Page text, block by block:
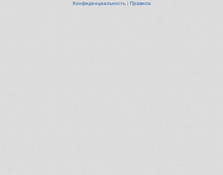
Конфиденциальность| Правила